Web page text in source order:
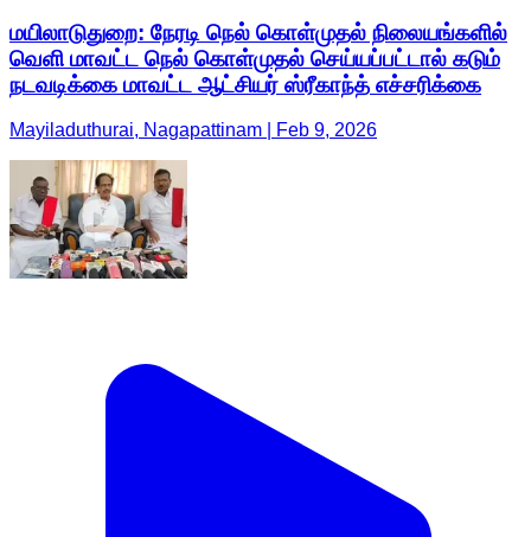
மயிலாடுதுறை: நேரடி நெல் கொள்முதல் நிலையங்களில்
வெளி மாவட்ட நெல் கொள்முதல் செய்யப்பட்டால் கடும்
நடவடிக்கை மாவட்ட ஆட்சியர் ஸ்ரீகாந்த் எச்சரிக்கை
Mayiladuthurai, Nagapattinam | Feb 9, 2026